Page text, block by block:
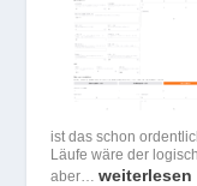
ist das schon
Läufe wäre der
aber…weiterlesen